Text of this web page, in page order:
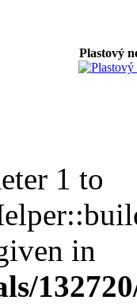
Plastový
1 to
in